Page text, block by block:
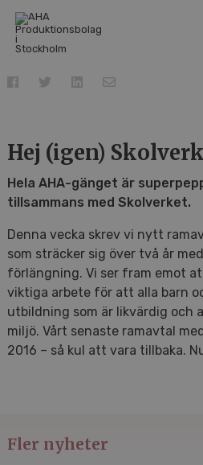
Hej (igen)
Hela AHA-gänget är
tillsammans med Skolverket.
Denna vecka skrev vi nytt
som sträcker sig över två år
förlängning. Vi ser fram emot
viktiga arbete för att alla barn
utbildning som är likvärdig och
miljö. Vårt senaste ramavtal
2016 – så kul att vara tillbaka.
Fler nyheter